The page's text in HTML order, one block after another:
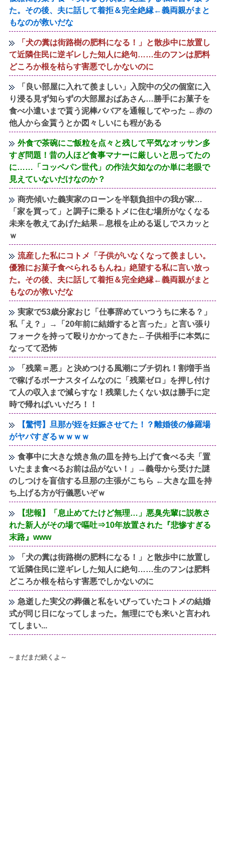
た。その後、夫に話して着拒＆完全絶縁←義両親がまと
もなのが救いだな
「犬の糞は街路樹の肥料になる！」と散歩中に放置し
て近隣住民に逆ギレした知人に絶句……生のフンは肥料
どころか根を枯らす害悪でしかないのに
「良い部屋に入れて羨ましい」入院中の父の個室に入
り浸る見ず知らずの大部屋おばあさん…勝手にお菓子を
食べ小遣いまで貰う泥棒ババアを通報してやった ←赤の
他人から金貰うとか図々しいにも程がある
外食で茶碗にご飯粒を点々と残して平気なオッサン多
すぎ問題！昔の人ほど食事マナーに厳しいと思ってたの
に……「コッペパン世代」の作法欠如なのか単に老眼で
見えていないだけなのか？
商売傾いた義実家のローンを半額負担中の我が家…
「家を買って」と調子に乗るトメに住む場所がなくなる
未来を教えてあげた結果←息根を止める返しでスカッと
ｗ
流産した私にコトメ「子供がいなくなって羨ましい。
優雅にお菓子食べられるもんね」絶望する私に言い放っ
た。その後、夫に話して着拒＆完全絶縁←義両親がまと
もなのが救いだな
実家で53歳分家おじ「仕事辞めていつうちに来る？」
私「え？」→「20年前に結婚すると言った」と言い張り
フォークを持って殴りかかってきた←子供相手に本気に
なってて恐怖
「残業＝悪」と決めつける風潮にブチ切れ！割増手当
で稼げるボーナスタイムなのに「残業ゼロ」を押し付け
て人の収入まで減らすな！残業したくない奴は勝手に定
時で帰ればいいだろ！！
【驚愕】旦那が姪を妊娠させてた！？離婚後の修羅場
がヤバすぎるｗｗｗｗ
食事中に大きな焼き魚の皿を持ち上げて食べる夫「置
いたまま食べるお前は品がない！」→義母から受けた謎
のしつけを盲信する旦那の主張がこちら ←大きな皿を持
ち上げる方が行儀悪いぞｗ
【悲報】「息止めてたけど無理…」悪臭先輩に説教さ
れた新人がその場で嘔吐⇒10年放置された『悲惨すぎる
末路』www
「犬の糞は街路樹の肥料になる！」と散歩中に放置し
て近隣住民に逆ギレした知人に絶句……生のフンは肥料
どころか根を枯らす害悪でしかないのに
急逝した実父の葬儀と私をいびっていたコトメの結婚
式が同じ日になってしまった。無理にでも来いと言われ
てしまい...
～まだまだ続くよ～